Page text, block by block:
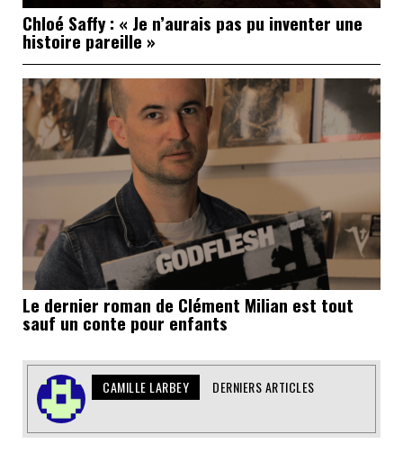
Chloé Saffy : « Je n’aurais pas pu inventer une
histoire pareille »
Le dernier roman de Clément Milian est tout
sauf un conte pour enfants
CAMILLE LARBEY DERNIERS ARTICLES